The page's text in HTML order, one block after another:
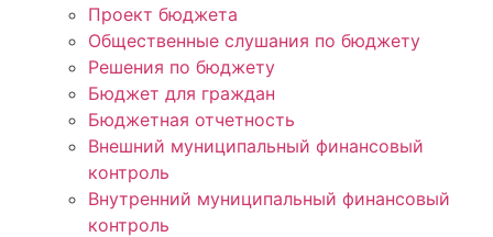
Проект бюджета
Общественные слушания по бюджету
Решения по бюджету
Бюджет для граждан
Бюджетная отчетность
Внешний муниципальный финансовый
контроль
Внутренний муниципальный финансовый
контроль